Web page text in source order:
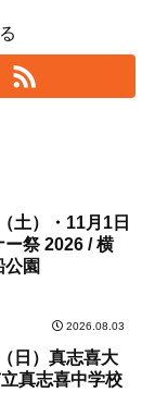
土）・11月1日
ー祭 2026 / 横
公園
2026.08.03
日）真志喜大
真志喜中学校